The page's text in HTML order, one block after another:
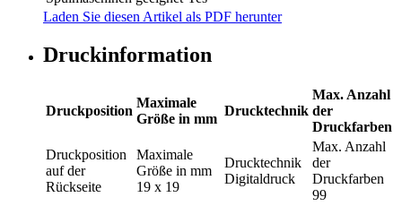
Laden Sie diesen Artikel als PDF herunter
Druckinformation
Druckposition
Maximale
Größe in mm
Drucktechnik
Max. Anzahl
der
Druckfarben
Druckposition
auf der
Rückseite
Maximale
Größe in mm
19 x 19
Drucktechnik
Digitaldruck
Max. Anzahl
der
Druckfarben
99